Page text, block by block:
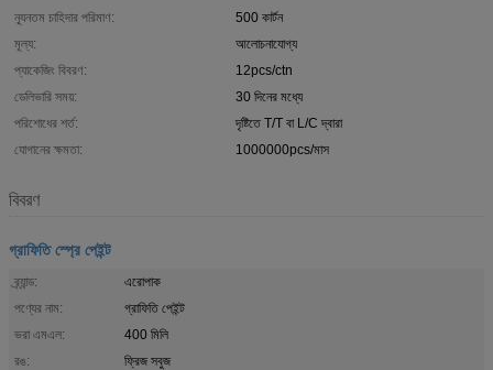
ন্যূনতম চাহিদার পরিমাণ:
500 কার্টন
মূল্য:
আলোচনাযোগ্য
প্যাকেজিং বিবরণ:
12pcs/ctn
ডেলিভারি সময়:
30 দিনের মধ্যে
পরিশোধের শর্ত:
দৃষ্টিতে T/T বা L/C দ্বারা
যোগানের ক্ষমতা:
1000000pcs/মাস
বিবরণ
গ্রাফিতি স্প্রে পেইন্ট
ব্র্যান্ড:
এরোপাক
পণ্যের নাম:
গ্রাফিতি পেইন্ট
ভরা এমএল:
400 মিলি
রঙ:
ফ্রিজ সবুজ